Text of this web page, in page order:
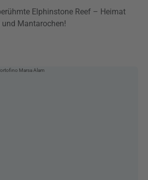
Elphinstone Reef – Heimat
Mantarochen!